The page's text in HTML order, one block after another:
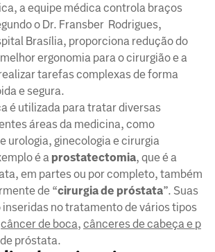
a equipe médica controla braços
o Dr. Fransber Rodrigues,
Brasília, proporciona redução do
ergonomia para o cirurgião e a
tarefas complexas de forma
e segura.
é utilizada para tratar diversas
áreas da medicina, como
urologia, ginecologia e cirurgia
é a prostatectomia, que é a
em partes ou por completo, também
de “cirurgia de próstata”. Suas
no tratamento de vários tipos
câncer de boca, cânceres de cabeça e p
próstata.